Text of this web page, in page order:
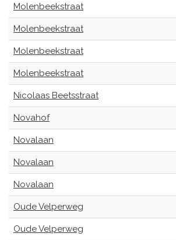
Molenbeekstraat
Molenbeekstraat
Molenbeekstraat
Molenbeekstraat
Nicolaas Beetsstraat
Novahof
Novalaan
Novalaan
Novalaan
Oude Velperweg
Oude Velperweg